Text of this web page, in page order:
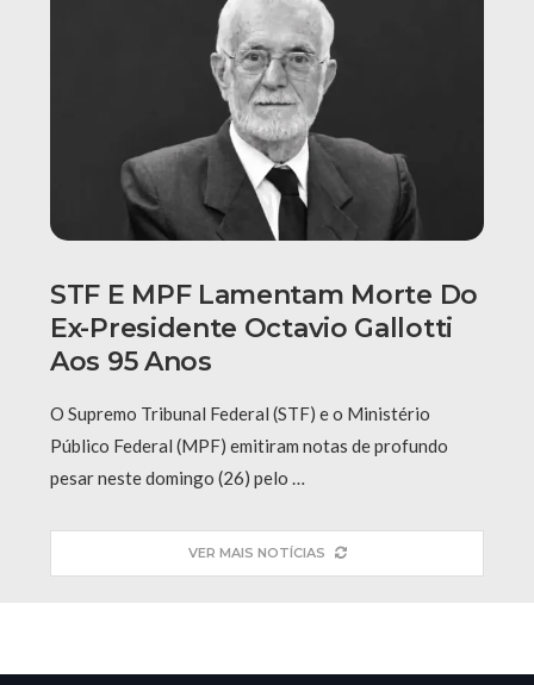
STF E MPF Lamentam Morte Do
Ex-Presidente Octavio Gallotti
Aos 95 Anos
O Supremo Tribunal Federal (STF) e o Ministério
Público Federal (MPF) emitiram notas de profundo
pesar neste domingo (26) pelo …
VER MAIS NOTÍCIAS